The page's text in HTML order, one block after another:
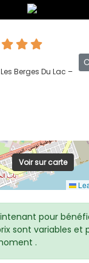
Berges Du Lac –
Voir sur carte
pour
sont variables et
.